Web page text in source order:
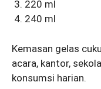
220 ml
240 ml
Kemasan gelas
acara, kantor,
konsumsi harian.